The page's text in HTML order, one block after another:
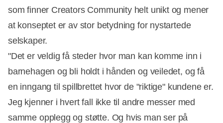
som finner Creators Community helt unikt og mener
at konseptet er av stor betydning for nystartede
selskaper.
"Det er veldig få steder hvor man kan komme inn i
barnehagen og bli holdt i hånden og veiledet, og få
en inngang til spillbrettet hvor de "riktige" kundene er.
Jeg kjenner i hvert fall ikke til andre messer med
samme opplegg og støtte. Og hvis man ser på